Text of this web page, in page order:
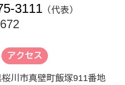
3111 （代表）
アクセス
川市真壁町飯塚911番地